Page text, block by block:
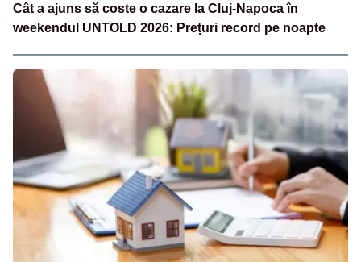
Cât a ajuns să coste o cazare la Cluj-Napoca în
weekendul UNTOLD 2026: Prețuri record pe noapte